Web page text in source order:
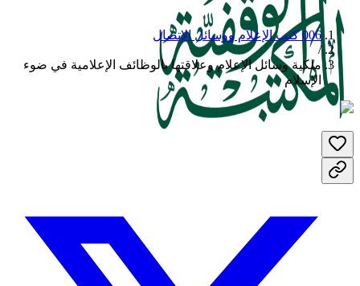
006 كتب الإعلام ووسائل الإتصال
/
ملكية وسائل الإعلام وعلاقتها بالوظائف الإعلامية في ضوء
الإسلام